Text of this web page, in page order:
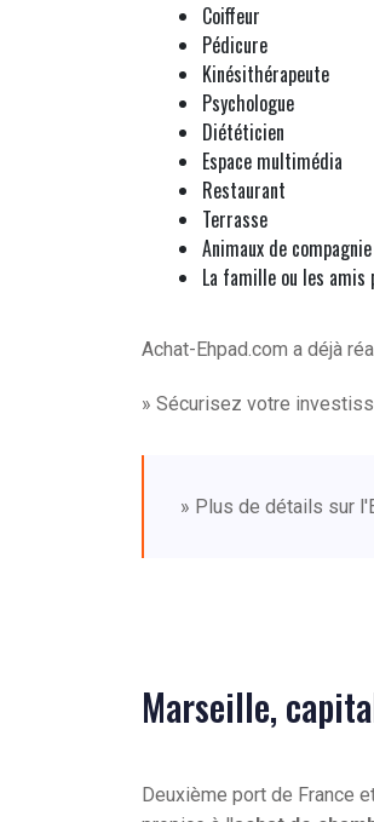
Coiffeur
Pédicure
Kinésithérapeute
Psychologue
Diététicien
Espace multimédia
Restaurant
Terrasse
Animaux de
La famille ou les amis
Achat-Ehpad.com a déjà
» Sécurisez votre
» Plus de détails sur
Marseille,
Deuxième port de France